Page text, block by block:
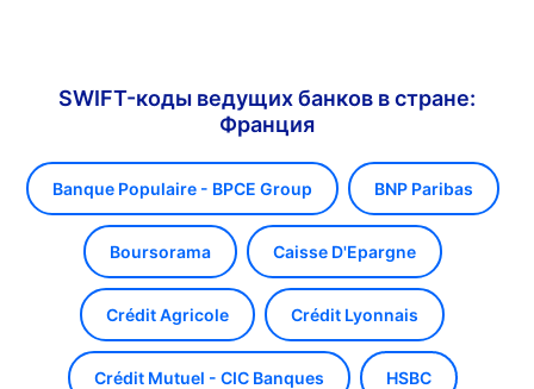
SWIFT-коды ведущих банков в стране:
Франция
Banque Populaire - BPCE Group BNP Paribas
Boursorama Caisse D'Epargne
Crédit Agricole Crédit Lyonnais
Crédit Mutuel - CIC Banques HSBC